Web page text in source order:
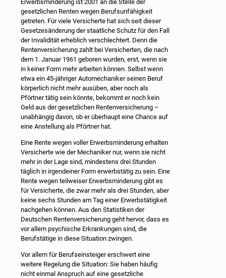
Erwerbsminderung ist 2001 an die Stelle der
gesetzlichen Renten wegen Berufsunfähigkeit
getreten. Für viele Versicherte hat sich seit dieser
Gesetzesänderung der staatliche Schutz für den Fall
der Invalidität erheblich verschlechtert. Denn die
Rentenversicherung zahlt bei Versicherten, die nach
dem 1. Januar 1961 geboren wurden, erst, wenn sie
in keiner Form mehr arbeiten können. Selbst wenn
etwa ein 45-jähriger Automechaniker seinen Beruf
körperlich nicht mehr ausüben, aber noch als
Pförtner tätig sein könnte, bekommt er noch kein
Geld aus der gesetzlichen Rentenversicherung –
unabhängig davon, ob er überhaupt eine Chance auf
eine Anstellung als Pförtner hat.
Eine Rente wegen voller Erwerbsminderung erhalten
Versicherte wie der Mechaniker nur, wenn sie nicht
mehr in der Lage sind, mindestens drei Stunden
täglich in irgendeiner Form erwerbstätig zu sein. Eine
Rente wegen teilweiser Erwerbsminderung gibt es
für Versicherte, die zwar mehr als drei Stunden, aber
keine sechs Stunden am Tag einer Erwerbstätigkeit
nachgehen können. Aus den Statistiken der
Deutschen Rentenversicherung geht hervor, dass es
vor allem psychische Erkrankungen sind, die
Berufstätige in diese Situation zwingen.
Vor allem für Berufseinsteiger erschwert eine
weitere Regelung die Situation: Sie haben häufig
nicht einmal Anspruch auf eine gesetzliche